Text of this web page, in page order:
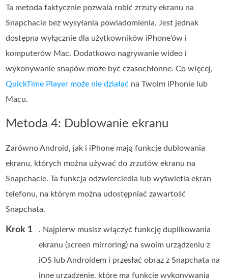
Ta metoda faktycznie pozwala robić zrzuty ekranu na
Snapchacie bez wysyłania powiadomienia. Jest jednak
dostępna wyłącznie dla użytkowników iPhone’ów i
komputerów Mac. Dodatkowo nagrywanie wideo i
wykonywanie snapów może być czasochłonne. Co więcej,
QuickTime Player może nie działać na Twoim iPhonie lub
Macu.
Metoda 4: Dublowanie ekranu
Zarówno Android, jak i iPhone mają funkcje dublowania
ekranu, których można używać do zrzutów ekranu na
Snapchacie. Ta funkcja odzwierciedla lub wyświetla ekran
telefonu, na którym można udostępniać zawartość
Snapchata.
Krok 1
. Najpierw musisz włączyć funkcję duplikowania
ekranu (screen mirroring) na swoim urządzeniu z
iOS lub Androidem i przesłać obraz z Snapchata na
inne urządzenie, które ma funkcję wykonywania